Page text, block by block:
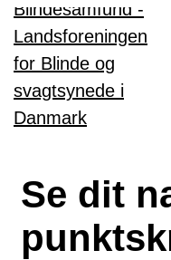
Gå til hovedindhold
Se dit